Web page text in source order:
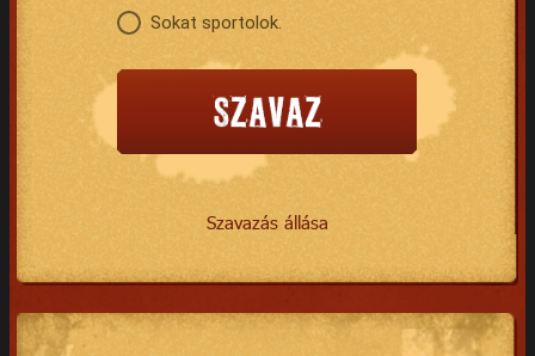
Sokat sportolok.
Szavazás állása